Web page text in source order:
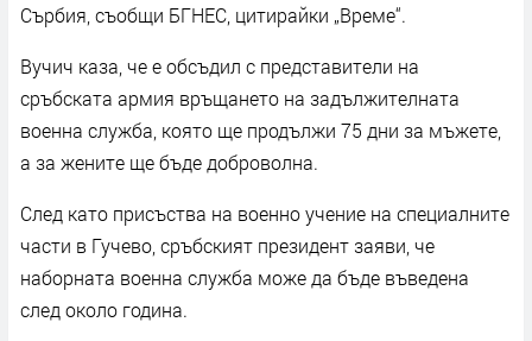
Сърбия, съобщи БГНЕС, цитирайки „Време“.
Вучич каза, че е обсъдил с представители на
сръбската армия връщането на задължителната
военна служба, която ще продължи 75 дни за мъжете,
а за жените ще бъде доброволна.
След като присъства на военно учение на специалните
части в Гучево, сръбският президент заяви, че
наборната военна служба може да бъде въведена
след около година.